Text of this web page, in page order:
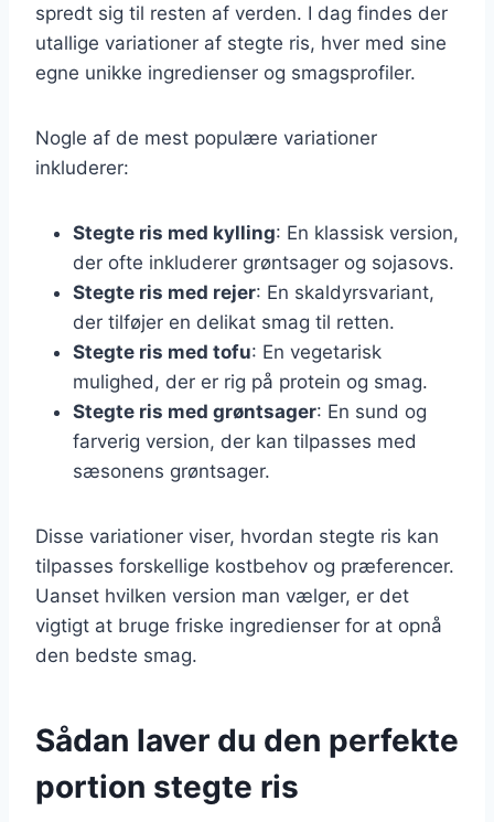
spredt sig til resten af verden. I dag findes der
utallige variationer af stegte ris, hver med sine
egne unikke ingredienser og smagsprofiler.
Nogle af de mest populære variationer
inkluderer:
Stegte ris med kylling: En klassisk version,
der ofte inkluderer grøntsager og sojasovs.
Stegte ris med rejer: En skaldyrsvariant,
der tilføjer en delikat smag til retten.
Stegte ris med tofu: En vegetarisk
mulighed, der er rig på protein og smag.
Stegte ris med grøntsager: En sund og
farverig version, der kan tilpasses med
sæsonens grøntsager.
Disse variationer viser, hvordan stegte ris kan
tilpasses forskellige kostbehov og præferencer.
Uanset hvilken version man vælger, er det
vigtigt at bruge friske ingredienser for at opnå
den bedste smag.
Sådan laver du den perfekte
portion stegte ris